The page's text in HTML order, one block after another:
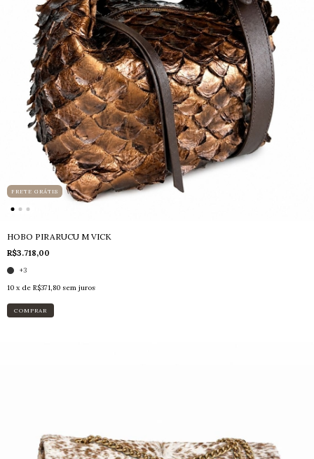
FRETE GRÁTIS
HOBO PIRARUCU M VICK
R$3.718,00
+3
10 x de R$371,80 sem juros
COMPRAR